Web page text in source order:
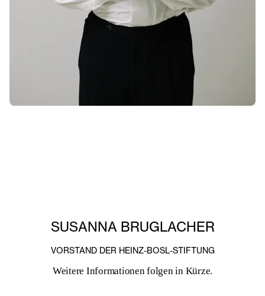
SUSANNA BRUGLACHER
VORSTAND DER HEINZ-BOSL-STIFTUNG
Weitere Informationen folgen in Kürze.